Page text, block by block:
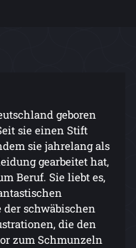
geboren
sie einen Stift
sie jahrelang als
gearbeitet hat,
Beruf. Sie liebt es,
der schwäbischen
die den
zum Schmunzeln